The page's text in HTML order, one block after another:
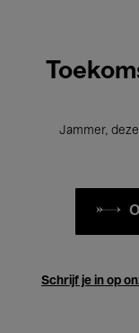
Jammer,
Schrijf je in op